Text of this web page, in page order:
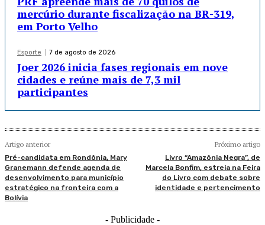
mercúrio durante fiscalização na BR-319,
em Porto Velho
Esporte 7 de agosto de 2026
Joer 2026 inicia fases regionais em nove
cidades e reúne mais de 7,3 mil
participantes
Artigo anterior
Pré-candidata em Rondônia, Mary
Granemann defende agenda de
desenvolvimento para município
estratégico na fronteira com a
Bolívia
Próximo artigo
Livro “Amazônia Negra”, de
Marcela Bonfim, estreia na Feira
do Livro com debate sobre
identidade e pertencimento
- Publicidade -